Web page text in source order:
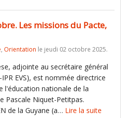
Les missions du Pacte,
, Orientation le jeudi 02 octobre 2025.
adjointe au secrétaire général
EVS), est nommée directrice
l'éducation nationale de la
Pascale Niquet-Petitpas.
de la Guyane (a… Lire la suite